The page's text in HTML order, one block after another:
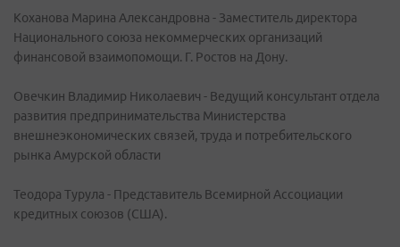
Коханова Марина Александровна - Заместитель директора
Национального союза некоммерческих организаций
финансовой взаимопомощи. Г. Ростов на Дону.
Овечкин Владимир Николаевич - Ведущий консультант отдела
развития предпринимательства Министерства
внешнеэкономических связей, труда и потребительского
рынка Амурской области
Теодора Турула - Представитель Всемирной Ассоциации
кредитных союзов (США).